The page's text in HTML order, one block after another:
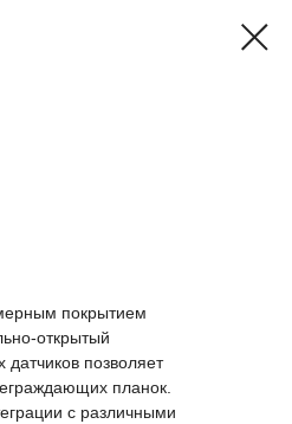
покрытием
открытый
позволяет
планок.
с различными